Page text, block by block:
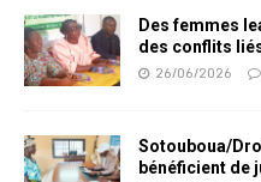
Des femmes
des conflits
26/06/2026
Sotouboua/
bénéficient de